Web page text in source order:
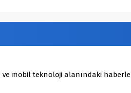
mobil teknoloji alanındaki